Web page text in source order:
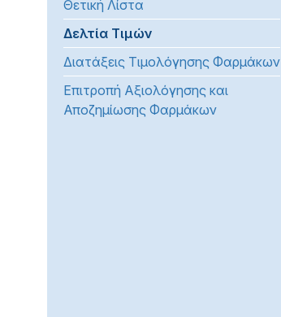
προβλήματα
χρησιμοποιούν
πρόγραμμα
ανάγνωσης
Θετική Λίστα
Δελτία Τιμών
Διατάξεις Τιμολόγησης Φαρμάκων
Επιτροπή Αξιολόγησης και
Αποζημίωσης Φαρμάκων